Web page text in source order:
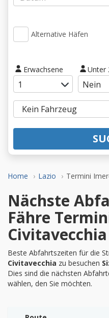
Home Lazio Termini
Alternative Häfen
Erwachsene Unter
Nächste
Fähre
Civitavecchia
Beste Abfahrtszeiten für die
Civitavecchia zu besuchen
Dies sind die nächsten
wählen, den Sie möchten.